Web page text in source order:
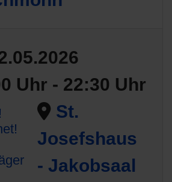
Uhr - 22:30 Uhr
St.
Josefshaus
- Jakobsaal